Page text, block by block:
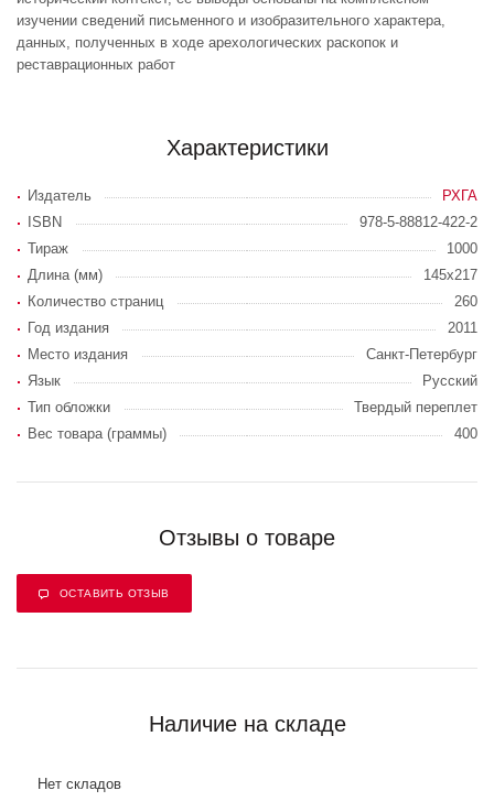
изучении сведений письменного и изобразительного характера,
данных, полученных в ходе арехологических раскопок и
реставрационных работ
Характеристики
Издатель
РХГА
ISBN
978-5-88812-422-2
Тираж
1000
Длина (мм)
145х217
Количество страниц
260
Год издания
2011
Место издания
Санкт-Петербург
Язык
Русский
Тип обложки
Твердый переплет
Вес товара (граммы)
400
Отзывы о товаре
ОСТАВИТЬ ОТЗЫВ
Наличие на складе
Нет складов